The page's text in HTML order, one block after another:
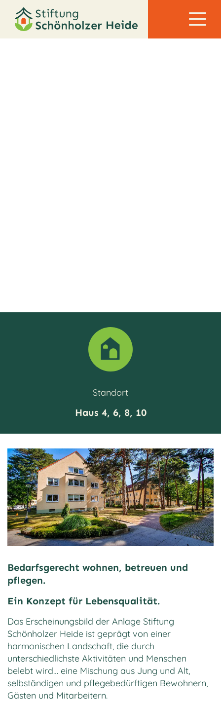
Standort
Haus 4, 6, 8, 10
Bedarfsgerecht wohnen, betreuen und
pflegen.
Ein Konzept für Lebensqualität.
Das Erscheinungsbild der Anlage Stiftung
Schönholzer Heide ist geprägt von einer
harmonischen Landschaft, die durch
unterschiedlichste Aktivitäten und Menschen
belebt wird… eine Mischung aus Jung und Alt,
selbständigen und pflegebedürftigen Bewohnern,
Gästen und Mitarbeitern.